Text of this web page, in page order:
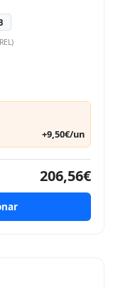
+9,50€/un
206,56€